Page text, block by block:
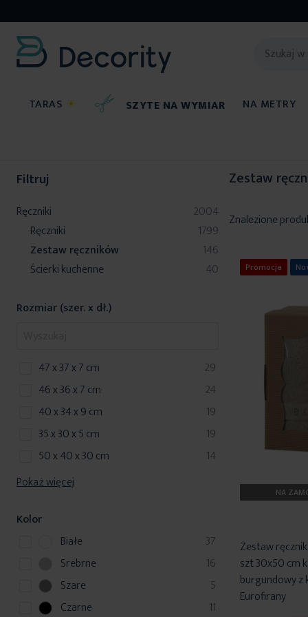
TARAS ☀ SZYTE NA WYMIAR NA METRY
Zestaw
Znalezione
Promocja
NA
Zestaw
szt 30x50 cm
burgundowy z
Eurofirany
Filtruj
Ręczniki 2004
produkty
Ręczniki
1799
produkty
Zestaw ręczników
146
produkty
Ścierki kuchenne
40
produkty
Rozmiar (szer. x dł.)
47 x 37 x 7 cm 29
produkty
46 x 36 x 7 cm
24
produkty
40 x 34 x 9 cm
19
produkty
35 x 30 x 5 cm
19
produkty
50 x 40 x 30 cm
14
produkty
Pokaż więcej
Kolor
Białe
37
p
r
d
u
Srebrne 16
p
r
d
Szare 5
p
rCzarne 11
p